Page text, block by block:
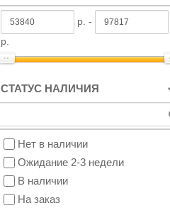
р. -
р.
СТАТУС НАЛИЧИЯ
Нет в наличии
Ожидание 2-3 недели
В наличии
На заказ